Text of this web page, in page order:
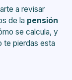
Parental y
la pensión
a revisar
de la pensión
se calcula, y
te pierdas esta